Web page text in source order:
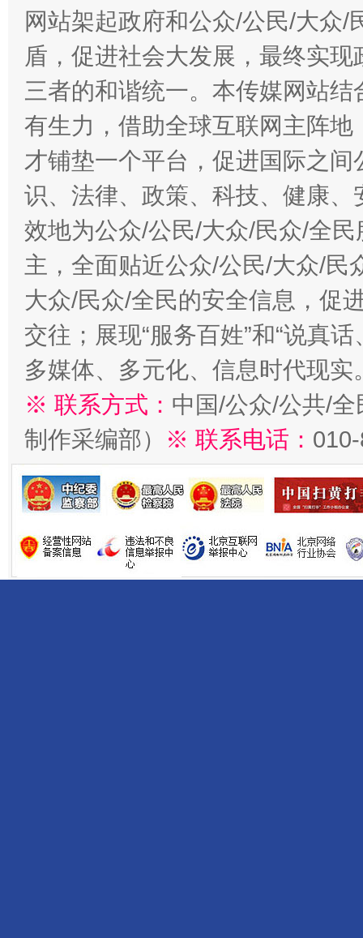
网站架起政府和公众/公民/大众
盾，促进社会大发展，最终实
三者的和谐统一。本传媒网站
有生力，借助全球互联网主阵
才铺垫一个平台，促进国际之
识、法律、政策、科技、健康
效地为公众/公民/大众/民众/全
主，全面贴近公众/公民/大众/民
大众/民众/全民的安全信息，促
交往；展现“服务百姓”和“说真
多媒体、多元化、信息时代现实
※ 联系方式： 中国/公众/公共/
制作采编部）
※ 联系电话：